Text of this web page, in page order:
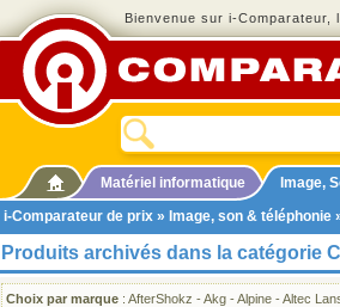
Bienvenue sur i-Comparateur,
Matériel informatique Image,
i-Comparateur de prix » Image, son & téléphonie
Produits archivés dans la catégorie
Choix par marque : AfterShokz -Akg -Alpine -Altec